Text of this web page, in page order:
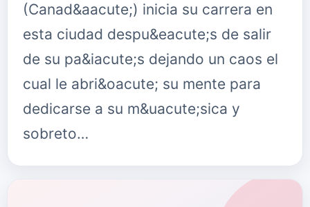
(Canad&aacute;) inicia su carrera en
esta ciudad despu&eacute;s de salir
de su pa&iacute;s dejando un caos el
cual le abri&oacute; su mente para
dedicarse a su m&uacute;sica y
sobreto…